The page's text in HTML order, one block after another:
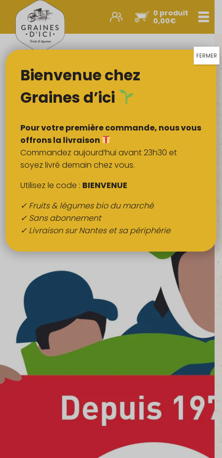
0 produit
0,00€
Promos et nouveautés
Légumes & œufs
Fruits
Viandes
Boulangerie
Crémerie
Poissons
Épicerie sucrée
Épices
Boissons
QUI SOMMES-NOUS ?
FRUITS BIO AU BUREAU
NOS PRODUCTEURS
NOS MARCHÉS
Bienvenue chez
Graines d’ici
Pour votre première commande, nous vous
offrons la livraison
Commandez aujourd’hui avant 23h30 et
soyez livré demain chez vous.
Utilisez le code : BIENVENUE
✓ Fruits & légumes bio du marché
✓ Sans abonnement
✓ Livraison sur Nantes et sa périphérie
FERMER